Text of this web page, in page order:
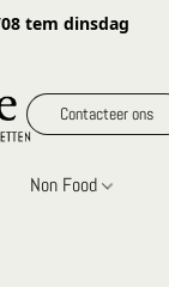
tem dinsdag
Contacteer ons
Non Food